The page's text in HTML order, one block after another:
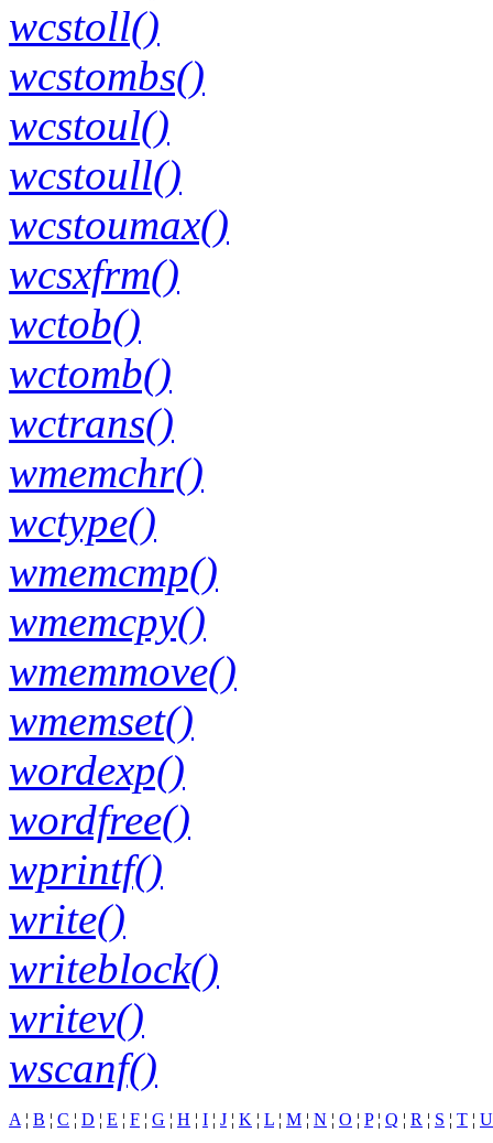
wcstoll()
wcstombs()
wcstoul()
wcstoull()
wcstoumax()
wcsxfrm()
wctob()
wctomb()
wctrans()
wmemchr()
wctype()
wmemcmp()
wmemcpy()
wmemmove()
wmemset()
wordexp()
wordfree()
wprintf()
write()
writeblock()
writev()
wscanf()
A ¦ B ¦ C ¦ D ¦ E ¦ F ¦ G ¦ H ¦ I ¦ J ¦ K ¦ L ¦ M ¦ N ¦ O ¦ P¦ Q ¦ R ¦ S ¦ T ¦ U